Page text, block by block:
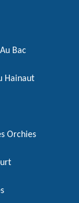
Bac
Hainaut
Orchies